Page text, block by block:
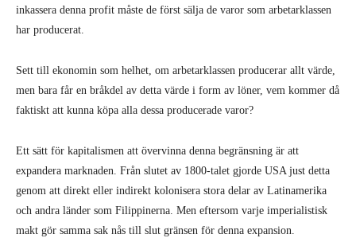
inkassera denna profit måste de först sälja de varor som arbetarklassen
har producerat.
Sett till ekonomin som helhet, om arbetarklassen producerar allt värde,
men bara får en bråkdel av detta värde i form av löner, vem kommer då
faktiskt att kunna köpa alla dessa producerade varor?
Ett sätt för kapitalismen att övervinna denna begränsning är att
expandera marknaden. Från slutet av 1800-talet gjorde USA just detta
genom att direkt eller indirekt kolonisera stora delar av Latinamerika
och andra länder som Filippinerna. Men eftersom varje imperialistisk
makt gör samma sak nås till slut gränsen för denna expansion.